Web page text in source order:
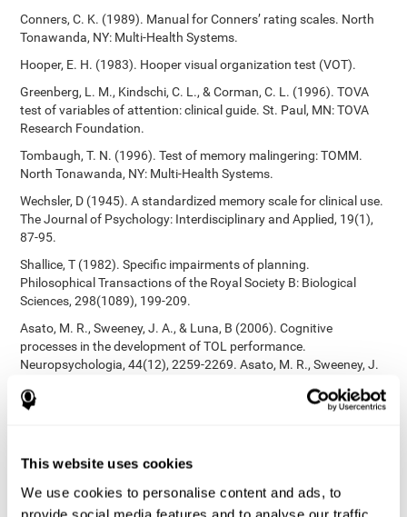
This website uses cookies
We use cookies to personalise content and ads, to
provide social media features and to analyse our traffic.
Conners, C. K. (1989). Manual for Conners’ rating scales. North
Tonawanda, NY: Multi-Health Systems.
Hooper, E. H. (1983). Hooper visual organization test (VOT).
Greenberg, L. M., Kindschi, C. L., & Corman, C. L. (1996). TOVA
test of variables of attention: clinical guide. St. Paul, MN: TOVA
Research Foundation.
Tombaugh, T. N. (1996). Test of memory malingering: TOMM.
North Tonawanda, NY: Multi-Health Systems.
Wechsler, D (1945). A standardized memory scale for clinical use.
The Journal of Psychology: Interdisciplinary and Applied, 19(1),
87-95.
Shallice, T (1982). Specific impairments of planning.
Philosophical Transactions of the Royal Society B: Biological
Sciences, 298(1089), 199-209.
Asato, M. R., Sweeney, J. A., & Luna, B (2006). Cognitive
processes in the development of TOL performance.
Neuropsychologia, 44(12), 2259-2269. Asato, M. R., Sweeney, J.
TOL performance. Neuropsychologia, 44(12), 2259-2269.
Korkman, M., Kirk, U., & Kemp, S (1998). Manual for the NEPSY.
San Antonio, TX: Psychological corporation.